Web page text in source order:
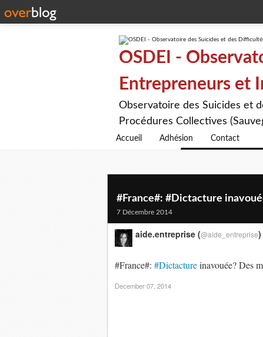
OSDEI -
Entrepreneurs et
Observatoire des Suicides et
Procédures Collectives
Accueil Adhésion Contact
#France#: #Dictacture
7 Décembre 2014
#France#: #Dictactureinavouée? Des
aide.entreprise (@aide_entreprise)
December 07, 2014